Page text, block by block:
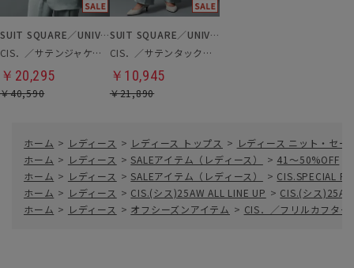
SUIT SQUARE／UNIVERSAL LANGUAGE／WHITE
CIS．／サテンジャケット＆ラップ風コルセット
￥20,295
￥40,590
SUIT SQUARE／UNIVERSAL LANGUAGE／WHITE
CIS．／サテンタックストレートパンツ
￥10,945
￥21,890
ホーム > レディース > レディース トップス > レディース ニット・セー
ホーム > レディース > SALEアイテム（レディース） > 41～50%OFF
ホーム > レディース > SALEアイテム（レディース） > CIS.SPECIAL
ホーム > レディース > CIS.(シス)25AW ALL LINE UP > CIS.(シス
ホーム > レディース > オフシーズンアイテム > CIS．／フリルカフタ